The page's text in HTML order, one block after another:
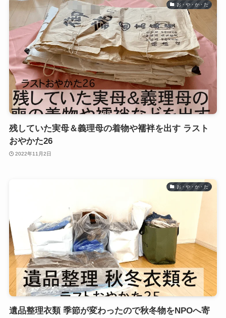
お・や・か・た
残していた実母＆義理母の着物や襦袢を出す ラスト
おやかた26
2022年11月2日
お・や・か・た
遺品整理衣類 季節が変わったので秋冬物をNPOへ寄